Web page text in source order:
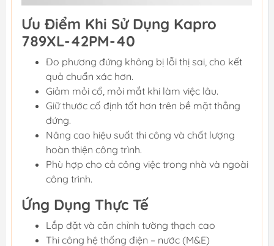
Ưu Điểm Khi Sử Dụng Kapro
789XL-42PM-40
Đo phương đứng không bị lỗi thị sai, cho kết
quả chuẩn xác hơn.
Giảm mỏi cổ, mỏi mắt khi làm việc lâu.
Giữ thước cố định tốt hơn trên bề mặt thẳng
đứng.
Nâng cao hiệu suất thi công và chất lượng
hoàn thiện công trình.
Phù hợp cho cả công việc trong nhà và ngoài
công trình.
Ứng Dụng Thực Tế
Lắp đặt và căn chỉnh tường thạch cao
Thi công hệ thống điện – nước (M&E)